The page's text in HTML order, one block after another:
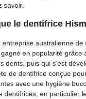
savoir.
le dentifrice
entreprise australienne de
en popularité grâce
dents, puis qui s’est
de dentifrice conçue
avec une hygiène
dentifrices, en particulier